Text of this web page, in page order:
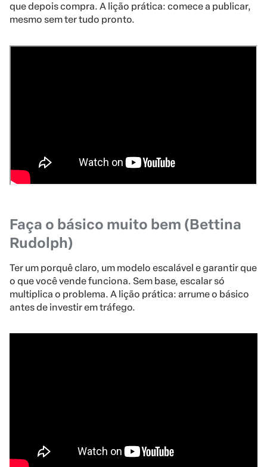
que depois compra. A lição prática: comece a publicar,
mesmo sem ter tudo pronto.
Faça o básico muito bem (Bettina
Rudolph)
Ter um porquê claro, um modelo escalável e garantir que
o que você vende funciona. Sem base, escalar só
multiplica o problema. A lição prática: arrume o básico
antes de investir em tráfego.